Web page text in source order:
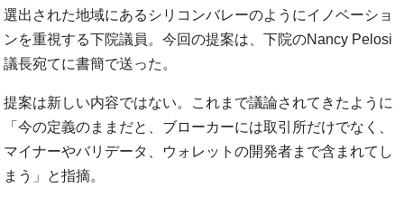
選出された地域にあるシリコンバレーのようにイノベーショ
ンを重視する下院議員。今回の提案は、下院のNancy Pelosi
議長宛てに書簡で送った。
提案は新しい内容ではない。これまで議論されてきたように
「今の定義のままだと、ブローカーには取引所だけでなく、
マイナーやバリデータ、ウォレットの開発者まで含まれてし
まう」と指摘。